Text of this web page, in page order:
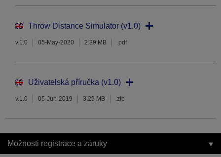
Throw Distance Simulator (v1.0)
v.1.0 05-May-2020 2.39 MB .pdf
Uživatelská příručka (v1.0)
v.1.0 05-Jun-2019 3.29 MB .zip
Možnosti registrace a záruky